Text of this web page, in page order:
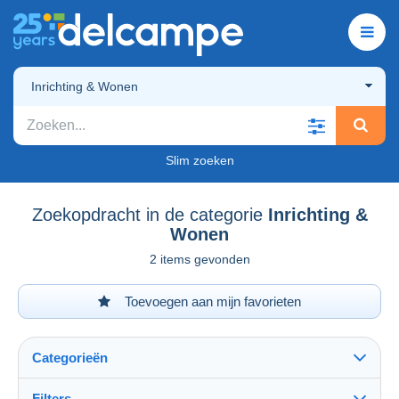
Inrichting & Wonen
Slim zoeken
Zoekopdracht in de categorie Inrichting &
Wonen
2 items gevonden
Toevoegen aan mijn favorieten
Categorieën